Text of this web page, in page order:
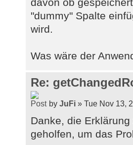
"dummy" Spalte
wird.
Was wäre der
Re:
by JuFi » Tue Nov 13,
Danke, die Erklärung
geholfen, um das